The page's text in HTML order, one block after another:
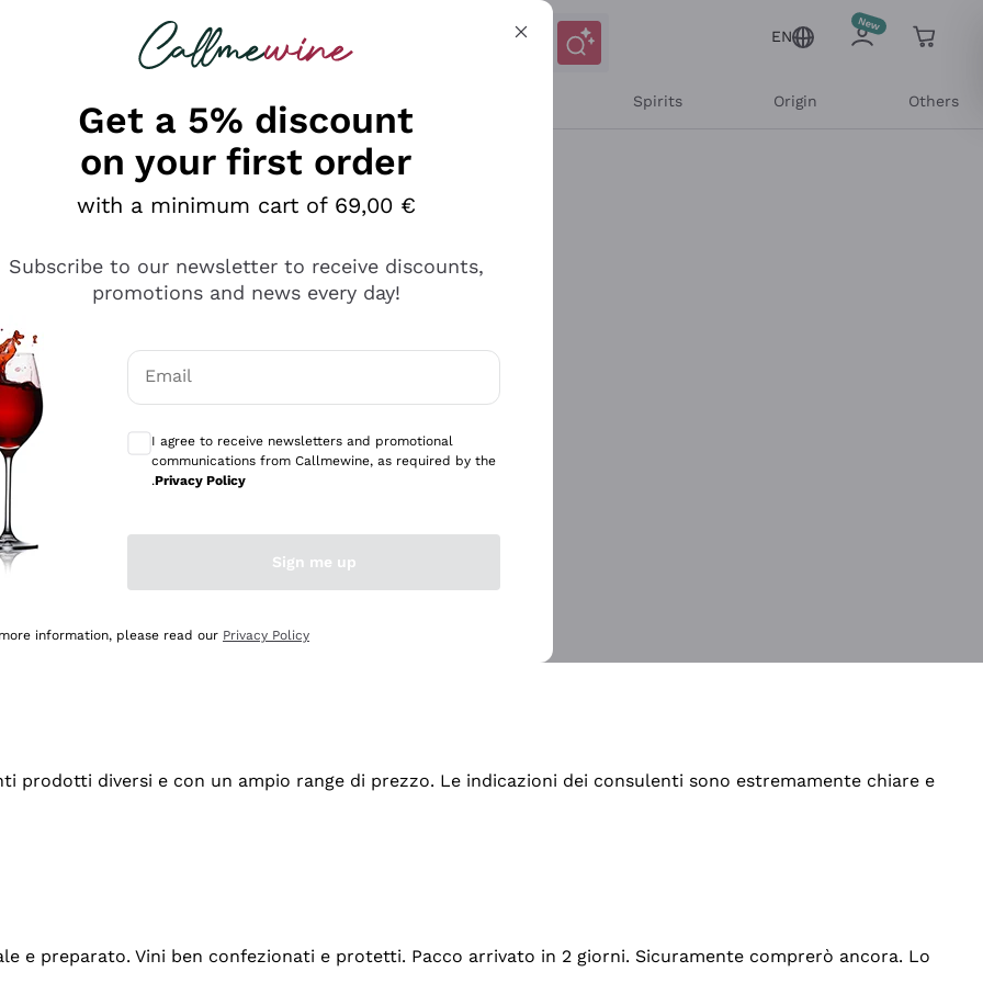
looking for
EN
Spirits Origin Others
professionalità
diversi e con un ampio range di prezzo. Le indicazioni dei consulenti sono estremamente chiare e
e preparato. Vini ben confezionati e protetti. Pacco arrivato in 2 giorni. Sicuramente comprerò ancora. Lo
Get a 5% discount
on your first order
with a minimum cart of 69,00 €
Subscribe to our newsletter to receive discounts,
promotions and news every day!
Email
I agree to receive newsletters and promotional
communications from Callmewine, as required by the
.Privacy Policy
Sign me up
information, please read our Privacy Policy